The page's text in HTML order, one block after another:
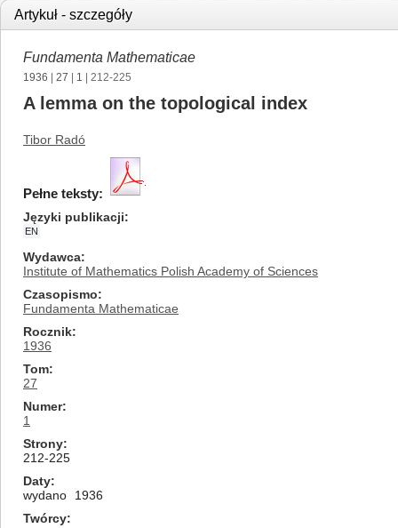
Artykuł - szczegóły
Fundamenta Mathematicae
1936 27 1 | 212-225
A lemma on the topological index
Tibor Radó
Pełne teksty:
Języki publikacji
EN
Wydawca
Institute of Mathematics Polish Academy of Sciences
Czasopismo
Fundamenta Mathematicae
Rocznik
1936
Tom
27
Numer
1
Strony
212-225
Daty
wydano
1936
Twórcy